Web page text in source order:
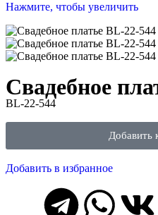
Нажмите, чтобы увеличить
Свадебное
BL-22-544
Добавить
Добавить в избранное